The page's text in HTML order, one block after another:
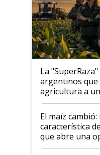
La
argentinos que
agricultura a un
posibilidades
infinitas"
El maíz
característica
que abre una
el lote